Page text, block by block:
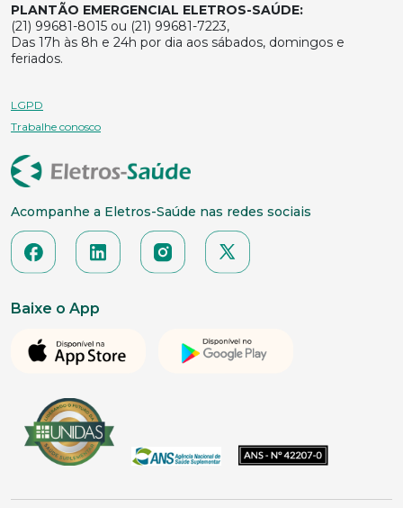
PLANTÃO EMERGENCIAL ELETROS-SAÚDE:
(21) 99681-8015 ou (21) 99681-7223,
Das 17h às 8h e 24h por dia aos sábados, domingos e
feriados.
LGPD
Trabalhe conosco
Acompanhe a Eletros-Saúde nas redes sociais
Baixe o App